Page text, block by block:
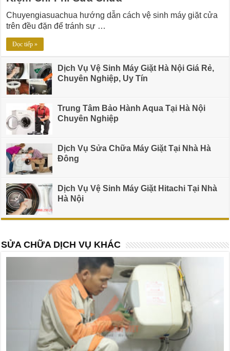
Chuyengiasuachua hướng dẫn cách vệ sinh máy giặt cửa
trên đều đặn để tránh sự …
Đọc tiếp »
Dịch Vụ Vệ Sinh Máy Giặt Hà Nội Giá Rẻ,
Chuyên Nghiệp, Uy Tín
Trung Tâm Bảo Hành Aqua Tại Hà Nội
Chuyên Nghiệp
Dịch Vụ Sửa Chữa Máy Giặt Tại Nhà Hà
Đông
Dịch Vụ Vệ Sinh Máy Giặt Hitachi Tại Nhà
Hà Nội
SỬA CHỮA DỊCH VỤ KHÁC